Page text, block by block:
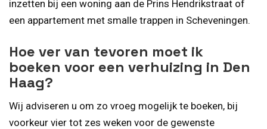
inzetten bij een woning aan de Prins Hendrikstraat of
een appartement met smalle trappen in Scheveningen.
Hoe ver van tevoren moet ik
boeken voor een verhuizing in Den
Haag?
Wij adviseren u om zo vroeg mogelijk te boeken, bij
voorkeur vier tot zes weken voor de gewenste